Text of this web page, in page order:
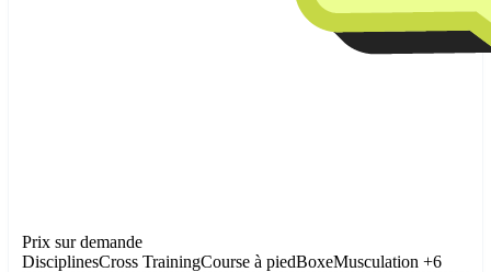
Prix sur demande
DisciplinesCross TrainingCourse à piedBoxeMusculation +6